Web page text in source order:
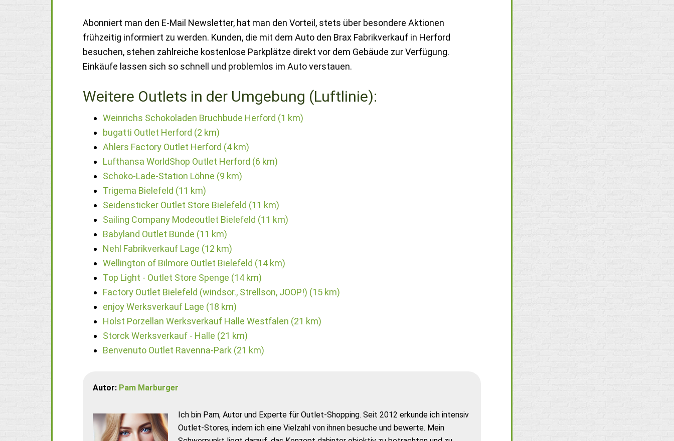
Abonniert man den E-Mail Newsletter, hat man den Vorteil, stets über besondere Aktionen
frühzeitig informiert zu werden. Kunden, die mit dem Auto den Brax Fabrikverkauf in Herford
besuchen, stehen zahlreiche kostenlose Parkplätze direkt vor dem Gebäude zur Verfügung.
Einkäufe lassen sich so schnell und problemlos im Auto verstauen.
Weitere Outlets in der Umgebung (Luftlinie):
Weinrichs Schokoladen Bruchbude Herford (1 km)
bugatti Outlet Herford (2 km)
Ahlers Factory Outlet Herford (4 km)
Lufthansa WorldShop Outlet Herford (6 km)
Schoko-Lade-Station Löhne (9 km)
Trigema Bielefeld (11 km)
Seidensticker Outlet Store Bielefeld (11 km)
Sailing Company Modeoutlet Bielefeld (11 km)
Babyland Outlet Bünde (11 km)
Nehl Fabrikverkauf Lage (12 km)
Wellington of Bilmore Outlet Bielefeld (14 km)
Top Light - Outlet Store Spenge (14 km)
Factory Outlet Bielefeld (windsor., Strellson, JOOP!) (15 km)
enjoy Werksverkauf Lage (18 km)
Holst Porzellan Werksverkauf Halle Westfalen (21 km)
Storck Werksverkauf - Halle (21 km)
Benvenuto Outlet Ravenna-Park (21 km)
Autor: Pam Marburger
Ich bin Pam, Autor und Experte für Outlet-Shopping. Seit 2012 erkunde ich intensiv
Outlet-Stores, indem ich eine Vielzahl von ihnen besuche und bewerte. Mein